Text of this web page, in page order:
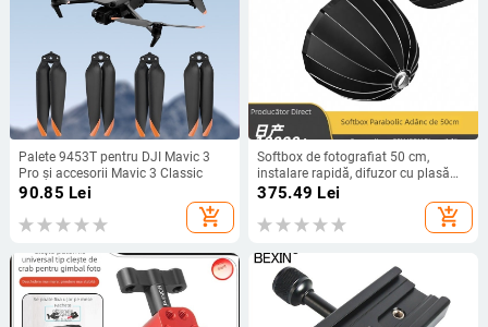
Palete 9453T pentru DJI Mavic 3
Pro și accesorii Mavic 3 Classic
90.85 Lei
add_shopping_cart
Softbox de fotografiat 50 cm,
instalare rapidă, difuzor cu plasă
parabolică adâncă, montaj Bowens
universal pentru streaming live
375.49 Lei
add_shopping_cart